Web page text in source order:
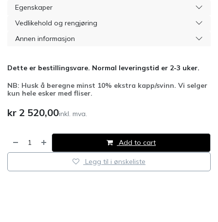
Egenskaper
Vedlikehold og rengjøring
Annen informasjon
Dette er bestillingsvare. Normal leveringstid er 2-3 uker.
NB: Husk å beregne minst 10% ekstra kapp/svinn. Vi selger
kun hele esker med fliser.
kr 2 520,00inkl. mva.
Add to cart
Legg til i ønskeliste